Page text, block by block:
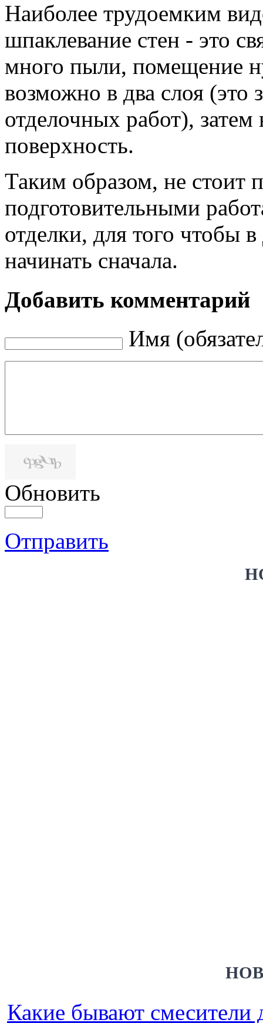
Наиболее трудоемким
шпаклевание стен - это
много пыли, помещение
возможно в два слоя (это
отделочных работ),
поверхность.
Таким образом, не стоит
подготовительными
отделки, для того чтобы
начинать сначала.
Добавить комментарий
Имя
Обновить
Отправить
Какие бывают смесители